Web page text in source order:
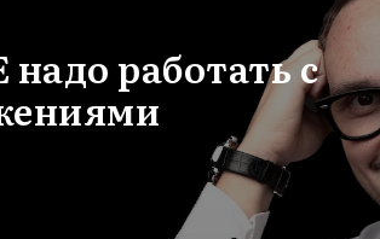
работать с